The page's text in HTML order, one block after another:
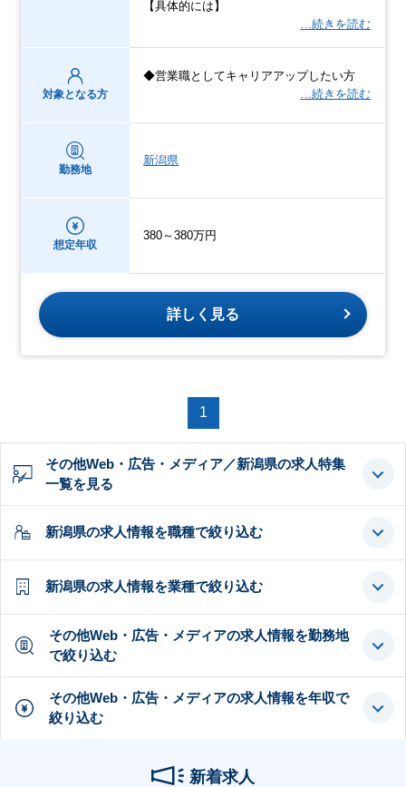
【具体的には】
…続きを読む
対象となる方
◆営業職としてキャリアアップしたい方
…続きを読む
勤務地
新潟県
想定年収
380～380万円
詳しく見る
1
その他Web・広告・メディア／新潟県の求人特集
一覧を見る
新潟県の求人情報を職種で絞り込む
新潟県の求人情報を業種で絞り込む
その他Web・広告・メディアの求人情報を勤務地
で絞り込む
その他Web・広告・メディアの求人情報を年収で
絞り込む
新着求人